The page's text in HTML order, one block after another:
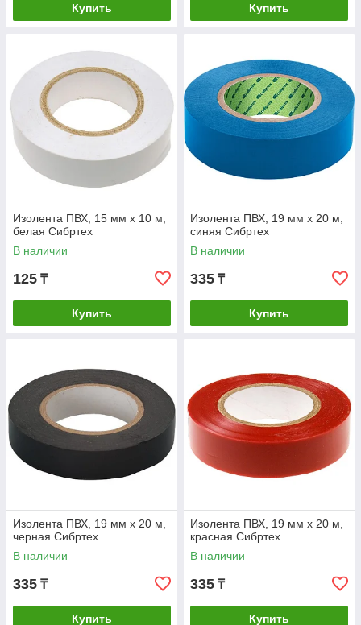
Купить Купить
Изолента ПВХ, 15 мм х 10 м,
белая Сибртех
В наличии
125 ₸
Купить
Изолента ПВХ, 19 мм х 20 м,
синяя Сибртех
В наличии
335 ₸
Купить
Изолента ПВХ, 19 мм х 20 м,
черная Сибртех
В наличии
335 ₸
Купить
Изолента ПВХ, 19 мм х 20 м,
красная Сибртех
В наличии
335 ₸
Купить